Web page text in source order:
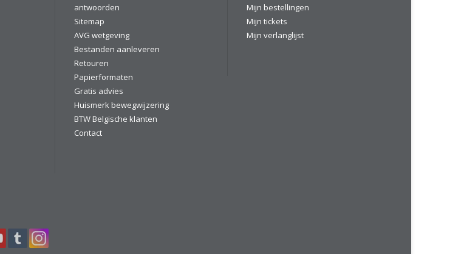
antwoorden
Sitemap
AVG wetgeving
Bestanden aanleveren
Retouren
Papierformaten
Gratis advies
Huismerk bewegwijzering
BTW Belgische klanten
Contact
Mijn bestellingen
Mijn tickets
Mijn verlanglijst